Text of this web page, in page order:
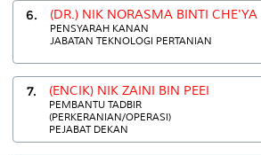
6. (DR.) NIK NORASMA BINTI CHE'YA
PENSYARAH KANAN
JABATAN TEKNOLOGI PERTANIAN
7. (ENCIK) NIK ZAINI BIN PEEI
PEMBANTU TADBIR
(PERKERANIAN/OPERASI)
PEJABAT DEKAN